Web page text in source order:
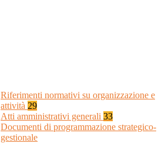
Riferimenti normativi su organizzazione e
attività 29
Atti amministrativi generali 33
Documenti di programmazione strategico-
gestionale